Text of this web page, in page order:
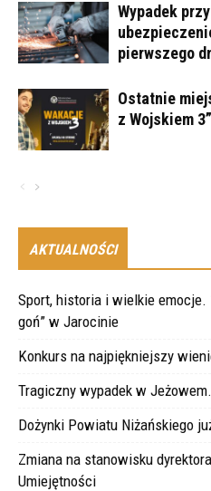
Wypadek
pierwszego
Ostatnie
z Wojskiem
AKTUALNOŚCI
Sport, historia i wielkie emocje.
goń” w Jarocinie
Konkurs na najpiękniejszy
Tragiczny wypadek w
Dożynki Powiatu Niżańskiego
Zmiana na stanowisku
Umiejętności